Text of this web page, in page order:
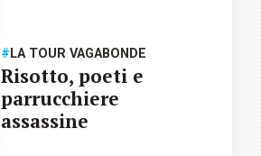
# LA TOUR VAGABONDE
Risotto, poeti e
parrucchiere
assassine